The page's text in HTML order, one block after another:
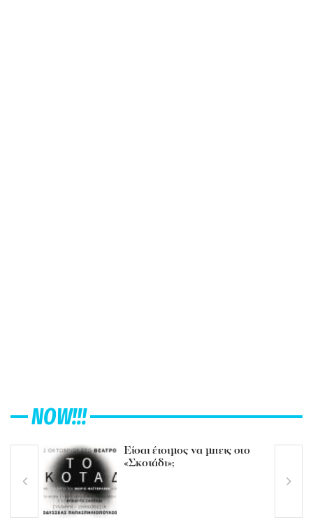
NOW!!!
Είσαι έτοιμος να μπεις στο
«Σκοτάδι»;